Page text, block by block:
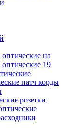
на
19
патч корды
розетки,